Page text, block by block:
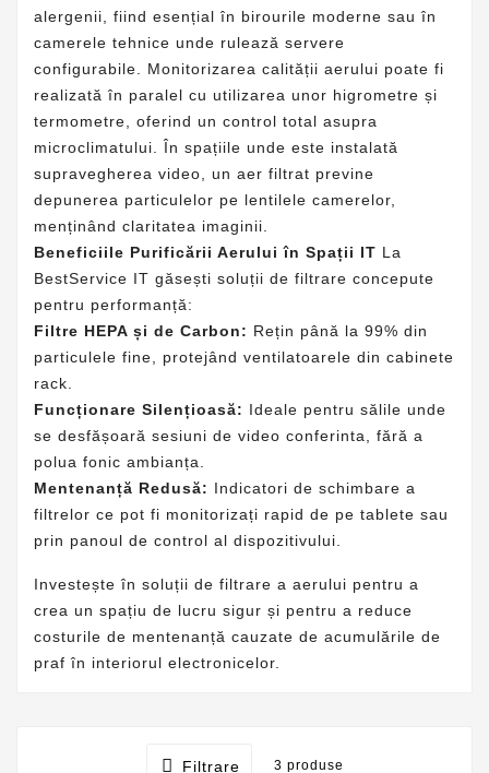
alergenii, fiind esențial în birourile moderne sau în
camerele tehnice unde rulează servere
configurabile . Monitorizarea calității aerului poate fi
realizată în paralel cu utilizarea unor higrometre și
termometre , oferind un control total asupra
microclimatului. În spațiile unde este instalată
supravegherea video , un aer filtrat previne
depunerea particulelor pe lentilele camerelor,
menținând claritatea imaginii.
Beneficiile Purificării Aerului în Spații IT La
BestService IT găsești soluții de filtrare concepute
pentru performanță:
Filtre HEPA și de Carbon: Rețin până la 99% din
particulele fine, protejând ventilatoarele din cabinete
rack
Funcționare Silențioasă: Ideale pentru sălile unde
se desfășoară sesiuni de video conferinta
, fără a
polua fonic ambianța.
Mentenanță Redusă: Indicatori de schimbare a
filtrelor ce pot fi monitorizați rapid de pe tablete sau
prin panoul de control al dispozitivului.
Investește în soluții de filtrare a aerului pentru a
crea un spațiu de lucru sigur și pentru a reduce
costurile de mentenanță cauzate de acumulările de
praf în interiorul electronicelor.
 Filtrare 3 produse